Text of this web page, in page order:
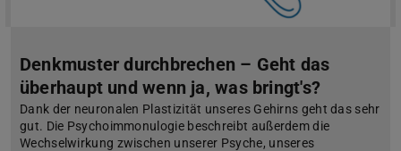
Denkmuster durchbrechen – Geht das
überhaupt und wenn ja, was bringt's?
Dank der neuronalen Plastizität unseres Gehirns geht das sehr
gut. Die Psychoimmonulogie beschreibt außerdem die
Wechselwirkung zwischen unserer Psyche, unseres